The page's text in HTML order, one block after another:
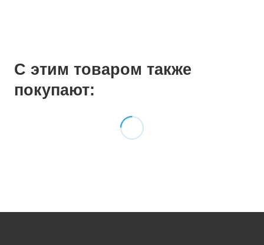
С этим товаром также
покупают: